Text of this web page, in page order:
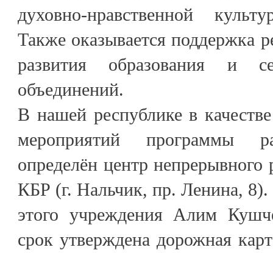
духовно-нравственной
Также оказывается поддержка
развития образования и
объединений.
В нашей республике в
мероприятий программы
определён центр
КБР (г. Нальчик, пр. Ленина,
этого учреждения Алим
срок утверждена дорожная